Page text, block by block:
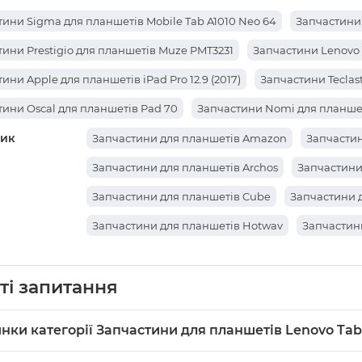
Sigma для планшетів Mobile Tab A1010 Neo 64
Prestigio для планшетів Muze PMT3231 Запчастини Lenovo
Apple для планшетів iPad Pro 12.9 (2017) Запчастини
Oscal для планшетів Pad 70 Запчастини Nomi для
Teclast для планшетів X98 Air III Запчастини Xiaomi для
Huawei для планшетів MediaPad M5 Lite 10 Запчастини
Oscal для планшетів Pad 50 Запчастини Lenovo для
Lenovo для планшетів Tab M10 (TB-X505L LTE) Запчастини
Cube для планшетів iWork11 Stylus
Cube для планшетів Cube iWork10 Super Запчастини
Teclast для планшетів M30 Pro
Запчастини для планшетів Amazon
Запчастини для планшетів Archos
Запчастини для планшетів Cube Запчастини
Запчастини для планшетів Hotwav
Запчастини для планшетів Prestigio
Запчастини для планшетів Ainol Запчастини
запитання
категорії Запчастини для планшетів Lenovo Tab